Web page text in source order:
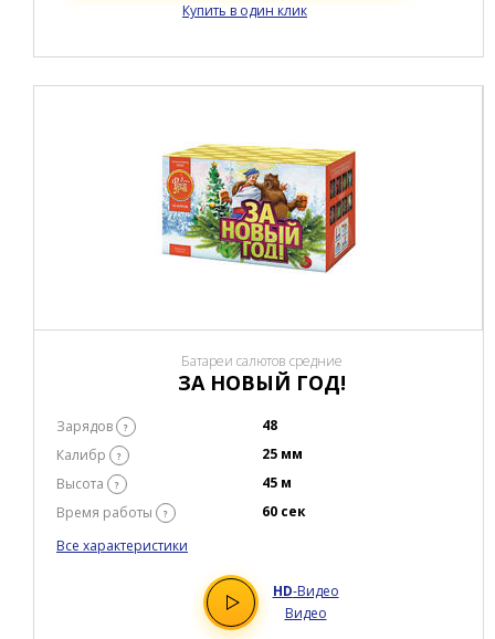
Купить в один клик
Батареи салютов средние
ЗА НОВЫЙ ГОД!
Зарядов ?
48
Калибр
?
25 мм
Высота
?
45 м
Время работы
?
60 сек
Все характеристики
HD-Видео
Видео